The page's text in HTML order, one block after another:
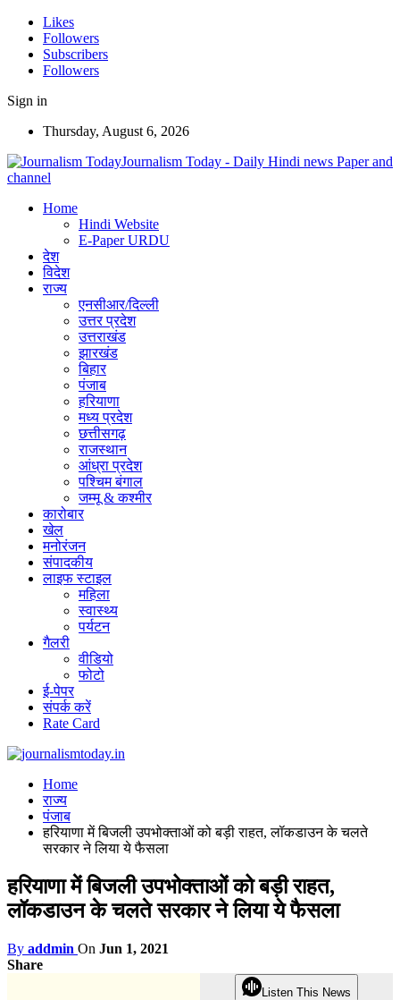
Likes
Followers
Subscribers
Followers
Sign in
Thursday, August 6, 2026
Journalism Today - Daily Hindi news Paper and
channel
Home
Hindi Website
E-Paper URDU
देश
विदेश
राज्य
एनसीआर/दिल्ली
उत्तर प्रदेश
उत्तराखंड
झारखंड
बिहार
पंजाब
हरियाणा
मध्य प्रदेश
छत्तीसगढ़
राजस्थान
आंध्रा प्रदेश
पश्चिम बंगाल
जम्मू & कश्मीर
कारोबार
खेल
मनोरंजन
संपादकीय
लाइफ स्टाइल
महिला
स्वास्थ्य
पर्यटन
गैलरी
वीडियो
फोटो
ई-पेपर
संपर्क करें
Rate Card
Home
राज्य
पंजाब
हरियाणा में बिजली उपभोक्ताओं को बड़ी राहत, लॉकडाउन के चलते
सरकार ने लिया ये फैसला
हरियाणा में बिजली उपभोक्ताओं को बड़ी राहत,
लॉकडाउन के चलते सरकार ने लिया ये फैसला
By addmin On Jun 1, 2021
Share
Listen This News